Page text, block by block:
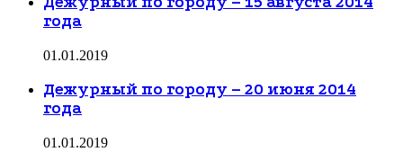
года
01.01.2019
Дежурный по городу – 20 июня 2014
года
01.01.2019